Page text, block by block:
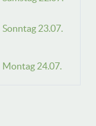
Sonntag 23.07.
Montag 24.07.